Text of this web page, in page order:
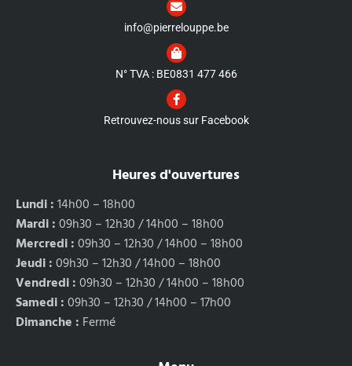
info@pierrelouppe.be
N° TVA : BE0831 477 466
Retrouvez-nous sur Facebook
Heures d'ouvertures
Lundi :14h00 – 18h00
Mardi :09h30 – 12h30 / 14h00 – 18h00
Mercredi :09h30 – 12h30 / 14h00 – 18h00
Jeudi :09h30 – 12h30 / 14h00 – 18h00
Vendredi :09h30 – 12h30 / 14h00 – 18h00
Samedi :09h30 – 12h30 / 14h00 – 17h00
Dimanche : Fermé